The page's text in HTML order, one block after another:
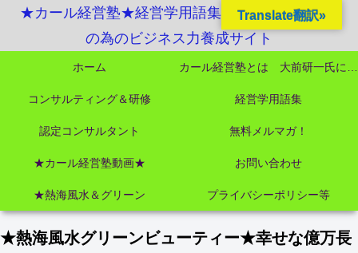
★カール経営塾★経営学用語集起業独立成功MBA
の為のビジネス力養成サイト
ホーム
コンサルティング＆研修 経営学用語集
認定コンサルタント 無料メルマガ！
★カール経営塾動画★ お問い合わせ
★熱海風水＆グリーン プライバシーポリシー等
★熱海風水グリーンビューティー★幸せな億万長
Translate翻訳»